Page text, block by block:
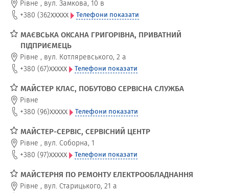
Рівне , вул. Замкова, 10 в
+380 (362xxxxx Телефони показати
МАЄВСЬКА ОКСАНА ГРИГОРІВНА, ПРИВАТНИЙ
ПІДПРИЄМЕЦЬ
Рівне , вул. Котляревського, 2 а
+380 (67)xxxxx Телефони показати
МАЙСТЕР КЛАС, ПОБУТОВО СЕРВІСНА СЛУЖБА
Рівне
+380 (96)xxxxx Телефони показати
МАЙСТЕР-СЕРВІС, СЕРВІСНИЙ ЦЕНТР
Рівне , вул. Соборна, 1
+380 (97)xxxxx Телефони показати
МАЙСТЕРНЯ ПО РЕМОНТУ ЕЛЕКТРООБЛАДНАННЯ
Рівне , вул. Старицького, 21 а